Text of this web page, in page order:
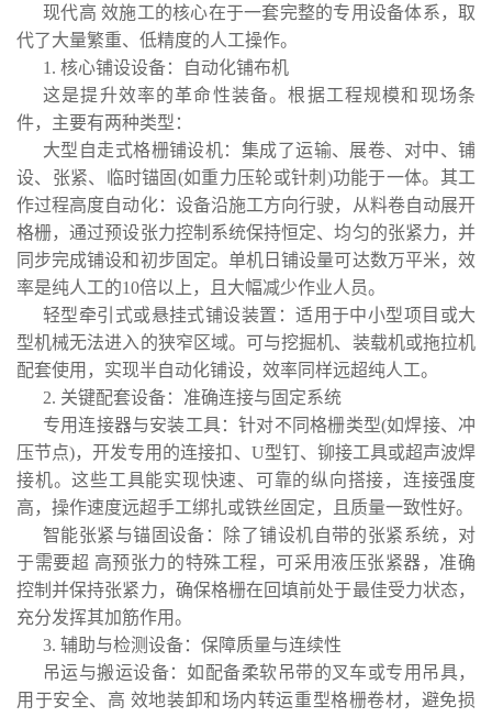
现代高 效施工的核心在于一套完整的专用设备体系，取
代了大量繁重、低精度的人工操作。
1. 核心铺设设备：自动化铺布机
这是提升效率的革命性装备。根据工程规模和现场条
件，主要有两种类型：
大型自走式格栅铺设机：集成了运输、展卷、对中、铺
设、张紧、临时锚固(如重力压轮或针刺)功能于一体。其工
作过程高度自动化：设备沿施工方向行驶，从料卷自动展开
格栅，通过预设张力控制系统保持恒定、均匀的张紧力，并
同步完成铺设和初步固定。单机日铺设量可达数万平米，效
率是纯人工的10倍以上，且大幅减少作业人员。
轻型牵引式或悬挂式铺设装置：适用于中小型项目或大
型机械无法进入的狭窄区域。可与挖掘机、装载机或拖拉机
配套使用，实现半自动化铺设，效率同样远超纯人工。
2. 关键配套设备：准确连接与固定系统
专用连接器与安装工具：针对不同格栅类型(如焊接、冲
压节点)，开发专用的连接扣、U型钉、铆接工具或超声波焊
接机。这些工具能实现快速、可靠的纵向搭接，连接强度
高，操作速度远超手工绑扎或铁丝固定，且质量一致性好。
智能张紧与锚固设备：除了铺设机自带的张紧系统，对
于需要超 高预张力的特殊工程，可采用液压张紧器，准确
控制并保持张紧力，确保格栅在回填前处于最佳受力状态，
充分发挥其加筋作用。
3. 辅助与检测设备：保障质量与连续性
吊运与搬运设备：如配备柔软吊带的叉车或专用吊具，
用于安全、高 效地装卸和场内转运重型格栅卷材，避免损